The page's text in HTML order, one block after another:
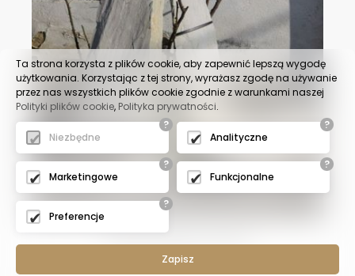
ŁUPEK KWARCYTOWY
Ta strona korzysta z plików cookie, aby zapewnić lepszą wygodę
użytkowania. Korzystając z tej strony, wyrażasz zgodę na używanie
przez nas wszystkich plików cookie zgodnie z warunkami naszej
Polityki plików cookie, Polityka prywatności.
?
Niezbędne
?
Analityczne
?
Marketingowe
?
Funkcjonalne
?
Preferencje
Zapisz